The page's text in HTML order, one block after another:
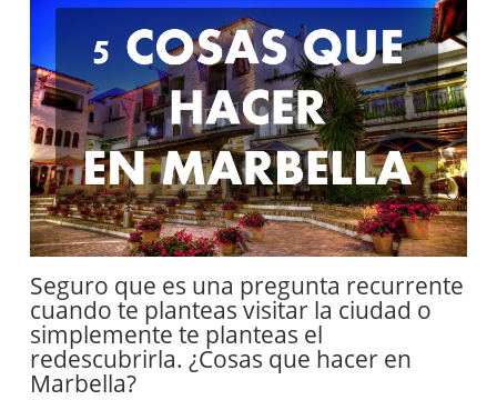
Seguro que es una pregunta recurrente
cuando te planteas visitar la ciudad o
simplemente te planteas el
redescubrirla. ¿Cosas que hacer en
Marbella?